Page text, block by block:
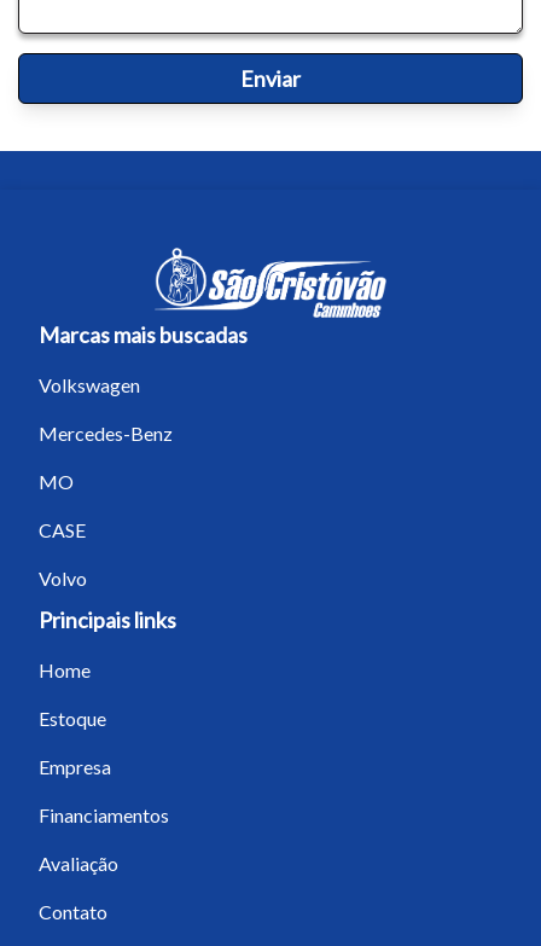
nosso site, utilize os atalhos Ctrl+ (para
teclado.
Marcas mais buscadas
Volkswagen
Mercedes-Benz
MO
CASE
Volvo
Principais links
Home
Estoque
Empresa
Financiamentos
Avaliação
Contato